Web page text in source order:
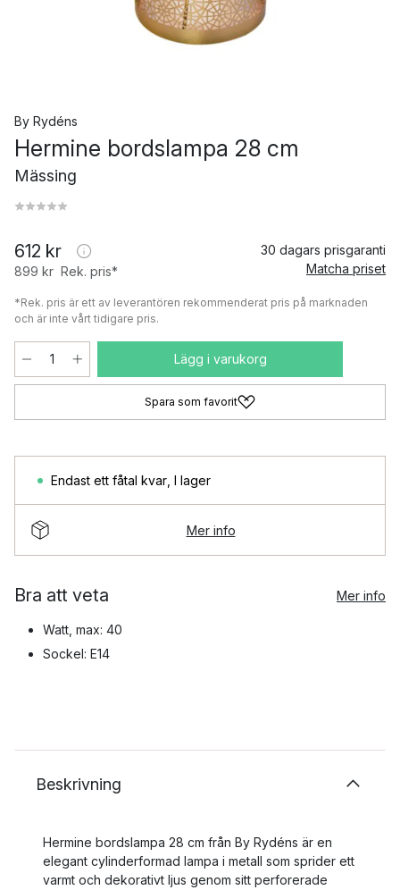
By Rydéns
Hermine bordslampa 28 cm
Mässing
612 kr
899 kr Rek. pris*
30 dagars prisgaranti
Matcha priset
*Rek. pris är ett av leverantören rekommenderat pris på marknaden
och är inte vårt tidigare pris.
Lägg i varukorg
Spara som favorit
Endast ett fåtal kvar I lager
Mer info
Bra att veta Mer info
Watt, max: 40
Sockel: E14
Beskrivning
Hermine bordslampa 28 cm från By Rydéns är en
elegant cylinderformad lampa i metall som sprider ett
varmt och dekorativt ljus genom sitt perforerade